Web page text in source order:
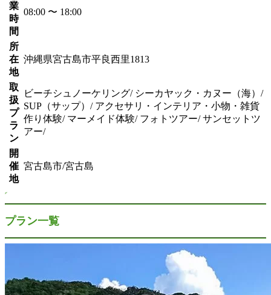
業
時
間
08:00 〜 18:00
所
在
地
沖縄県宮古島市平良西里1813
取
扱
プ
ラ
ン
ビーチシュノーケリング/ シーカヤック・カヌー（海）/
SUP（サップ）/ アクセサリ・インテリア・小物・雑貨
作り体験/ マーメイド体験/ フォトツアー/ サンセットツ
アー/
開
催
地
宮古島市/宮古島
プラン一覧